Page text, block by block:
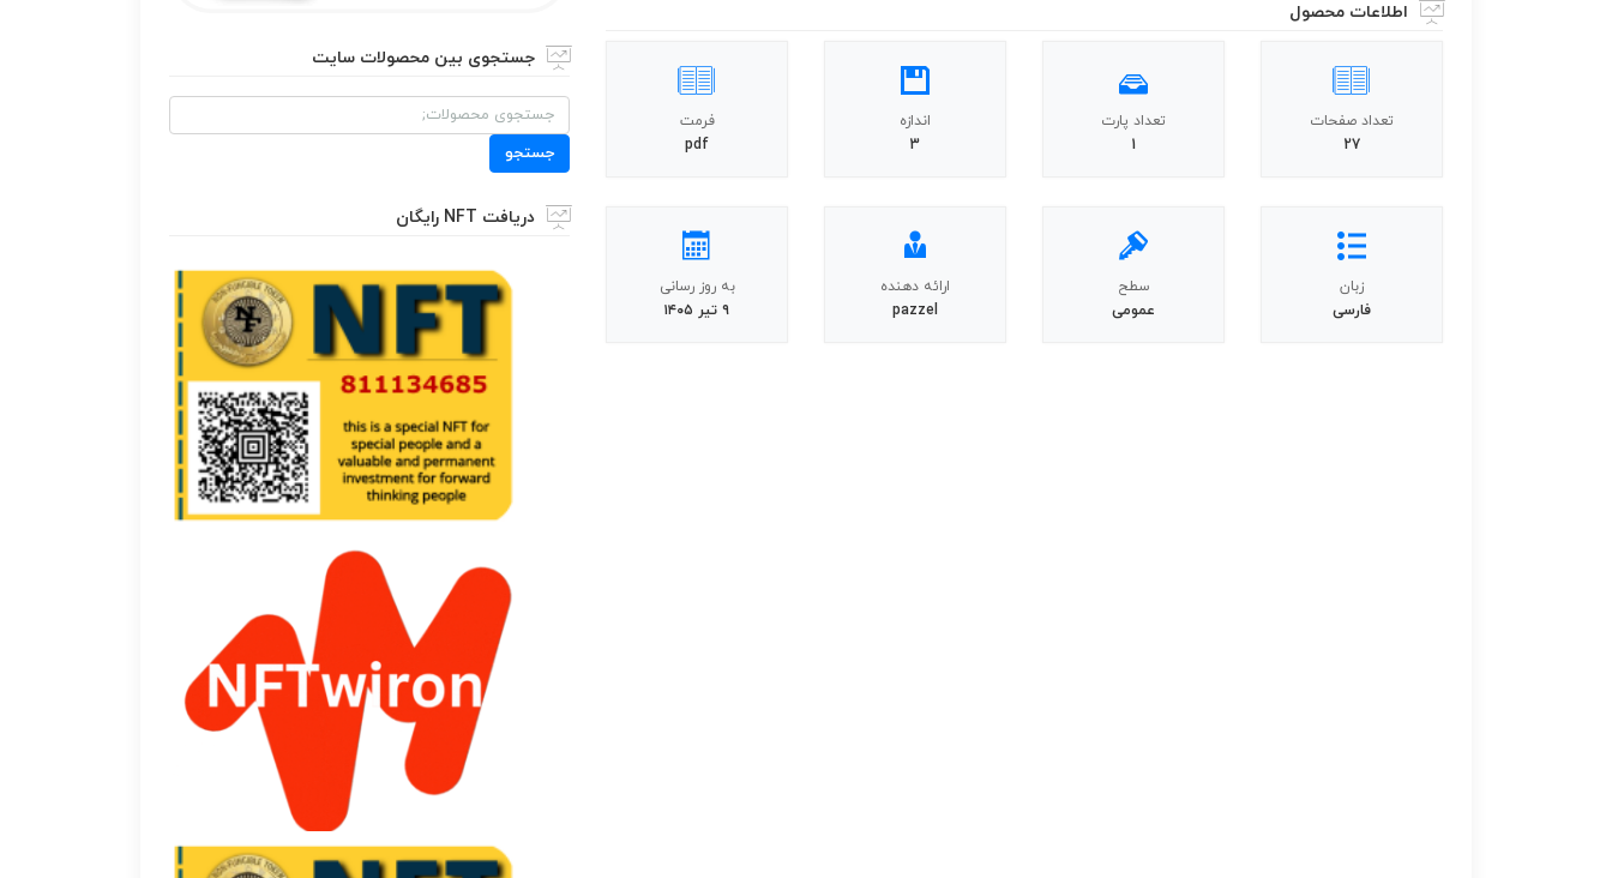
اطلاعات محصول
تعداد صفحات
27
تعداد پارت
1
اندازه
3
فرمت
pdf
زبان
فارسی
سطح
عمومی
ارائه دهنده
pazzel
به روز رسانی
۹ تیر ۱۴۰۵
جستجوی بین محصولات سایت
جستجو
برای:
جستجو
دریافت NFT رایگان